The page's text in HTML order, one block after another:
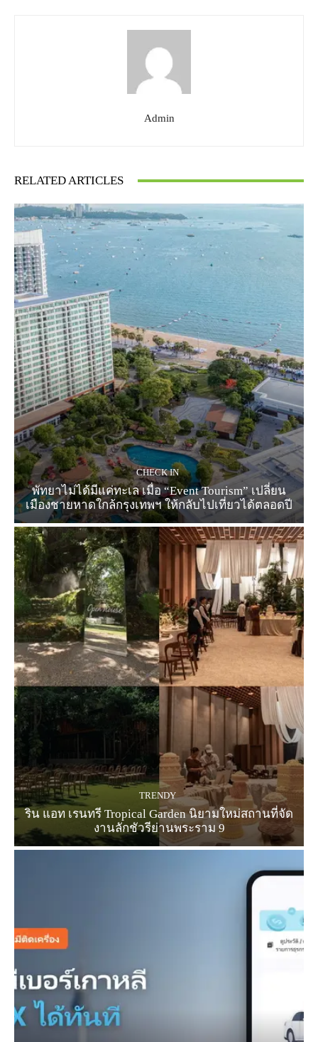
Admin
RELATED ARTICLES
CHECK IN
พัทยาไม่ได้มีแค่ทะเล เมื่อ “Event Tourism” เปลี่ยน
เมืองชายหาดใกล้กรุงเทพฯ ให้กลับไปเที่ยวได้ตลอดปี
TRENDY
ริน แอท เรนทรี Tropical Garden นิยามใหม่สถานที่จัด
งานลักชัวรีย่านพระราม 9